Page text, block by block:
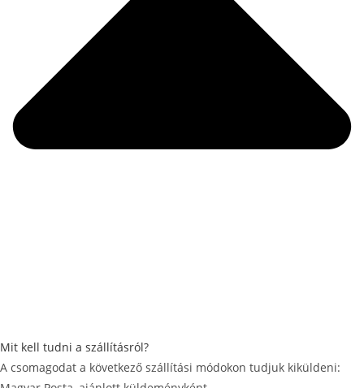
Mit kell tudni a szállításról?
A csomagodat a következő szállítási módokon tudjuk kiküldeni: